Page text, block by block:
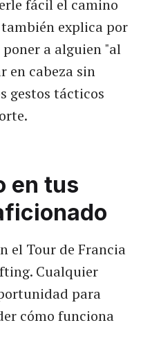
fácil el camino
explica por
a alguien "al
en cabeza sin
gestos tácticos
en tus
el Tour de Francia
Cualquier
para
cómo funciona